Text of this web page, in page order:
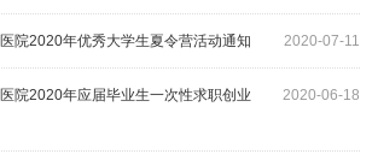
院2020年优秀大学生夏令营活动通知 2020-07-11
院2020年应届毕业生一次性求职创业
2020-06-18